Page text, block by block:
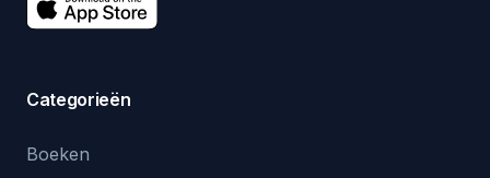
Categorieën
Boeken